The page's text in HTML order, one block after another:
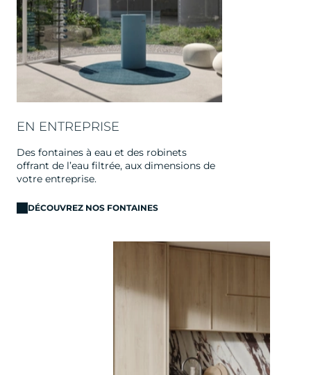
EN ENTREPRISE
Des fontaines à eau et des robinets
offrant de l’eau filtrée, aux dimensions de
votre entreprise.
DÉCOUVREZ NOS FONTAINES